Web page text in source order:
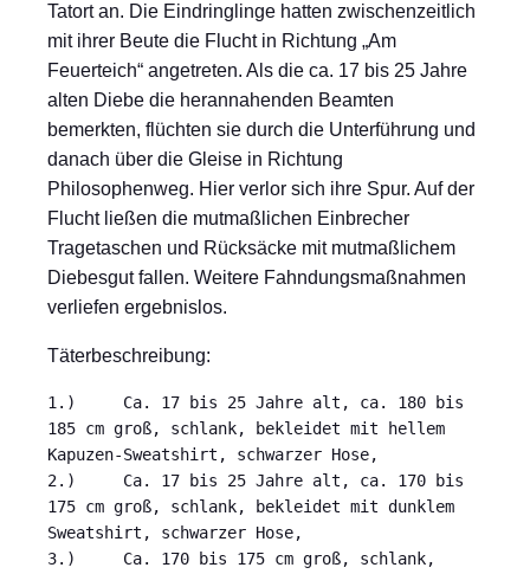
Tatort an. Die Eindringlinge hatten zwischenzeitlich
mit ihrer Beute die Flucht in Richtung „Am
Feuerteich“ angetreten. Als die ca. 17 bis 25 Jahre
alten Diebe die herannahenden Beamten
bemerkten, flüchten sie durch die Unterführung und
danach über die Gleise in Richtung
Philosophenweg. Hier verlor sich ihre Spur. Auf der
Flucht ließen die mutmaßlichen Einbrecher
Tragetaschen und Rücksäcke mit mutmaßlichem
Diebesgut fallen. Weitere Fahndungsmaßnahmen
verliefen ergebnislos.
Täterbeschreibung:
1.)	Ca. 17 bis 25 Jahre alt, ca. 180 bis
185 cm groß, schlank, bekleidet mit hellem
Kapuzen-Sweatshirt, schwarzer Hose,
2.)	Ca. 17 bis 25 Jahre alt, ca. 170 bis
175 cm groß, schlank, bekleidet mit dunklem
Sweatshirt, schwarzer Hose,
3.)	Ca. 170 bis 175 cm groß, schlank,